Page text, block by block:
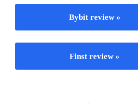
Bybit review »
Finst review »